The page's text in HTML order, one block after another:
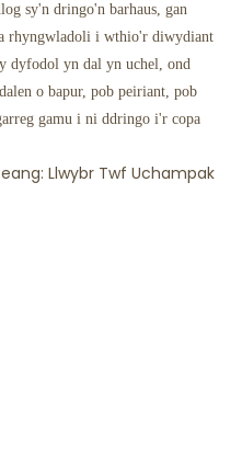
sy'n dringo'n barhaus, gan
rhyngwladoli i wthio'r diwydiant
dyfodol yn dal yn uchel, ond
o bapur, pob peiriant, pob
gamu i ni ddringo i'r copa